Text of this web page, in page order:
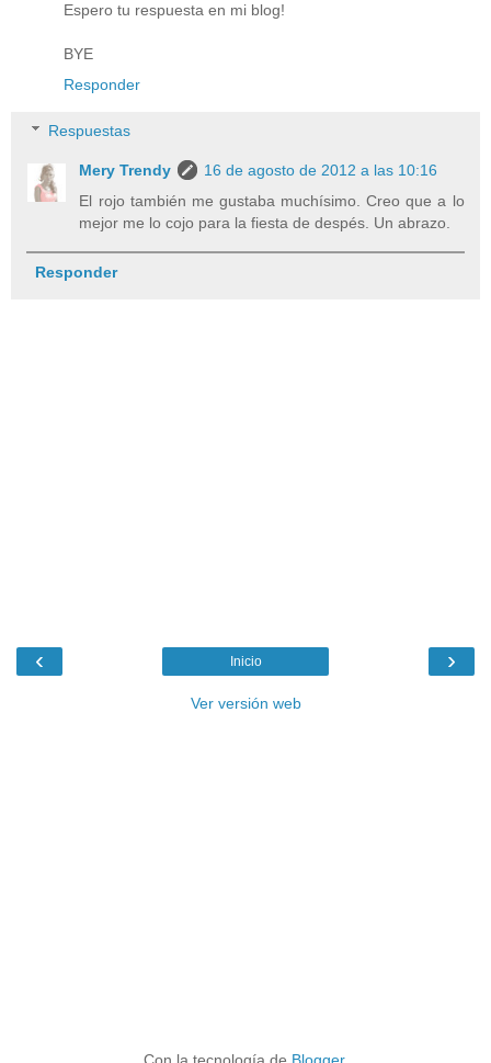
Espero tu respuesta en mi blog!
BYE
Responder
Respuestas
Mery Trendy
16 de agosto de 2012 a las 10:16
El rojo también me gustaba muchísimo. Creo que a lo
mejor me lo cojo para la fiesta de despés. Un abrazo.
Responder
‹ ›
Inicio
Ver versión web